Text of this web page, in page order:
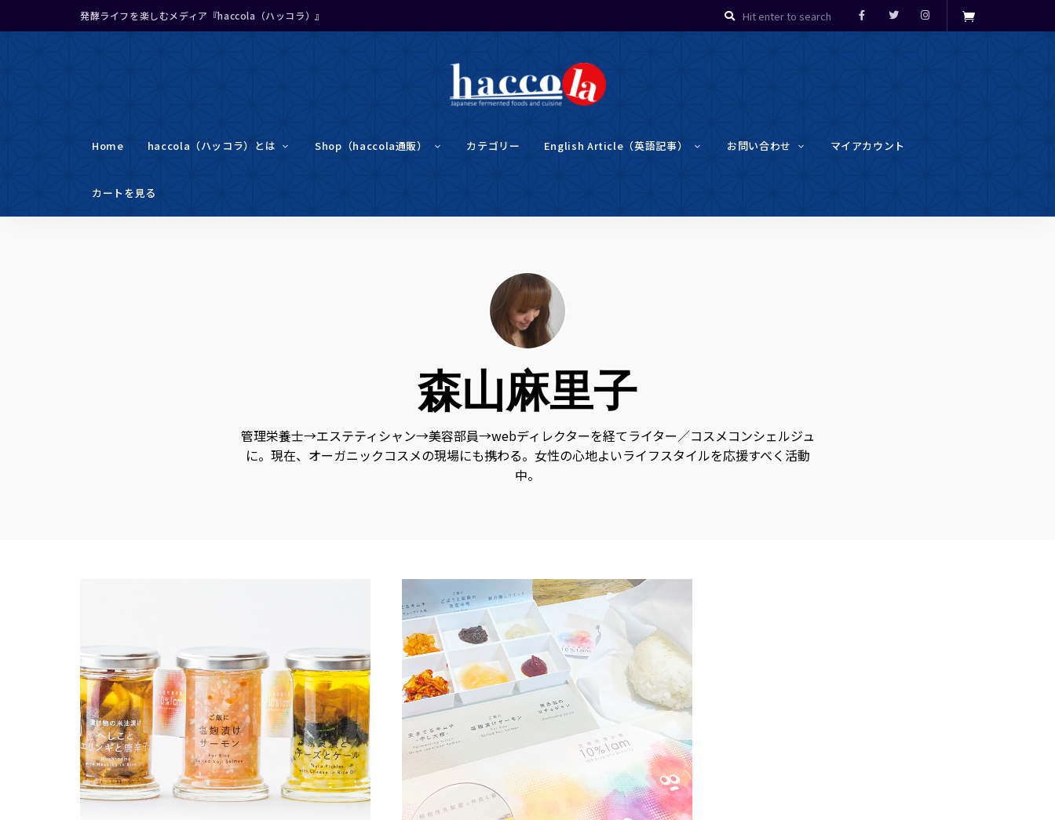
発酵ライフを楽しむメディア『haccola（ハッコラ）』
haccola
む「ハッ
コラ」
ラ
ア
で
す。
発
酵
食
品
の
を
お
届
け
し
ま
日
本
と
ア
ア
の
酵
食
を
Home haccola（ハッコラ）とは Shop（haccola通販） カテゴリー English Article（英語記事） お問い合わせ マイアカウント
カートを見る
森山麻里子
管理栄養士→エステティシャン→美容部員→webディレクターを経てライター／コスメコンシェルジュ
に。現在、オーガニックコスメの現場にも携わる。女性の心地よいライフスタイルを応援すべく活動
中。